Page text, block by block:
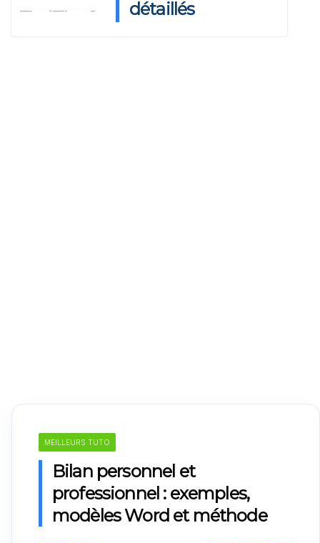
détaillés
MEILLEURS TUTO
Bilan personnel et
professionnel : exemples,
modèles Word et méthode